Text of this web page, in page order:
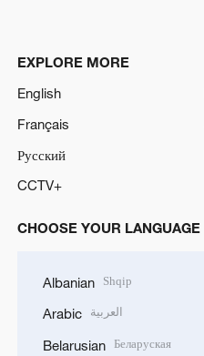
EXPLORE MORE
English
Français
Русский
CCTV+
CHOOSE YOUR LANGUAGE
Albanian Shqip
Arabic العربية
Belarusian Беларуская